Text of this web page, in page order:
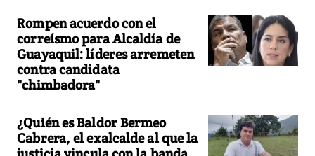
Rompen acuerdo con el
correísmo para Alcaldía de
Guayaquil: líderes arremeten
contra candidata
"chimbadora"
¿Quién es Baldor Bermeo
Cabrera, el exalcalde al que la